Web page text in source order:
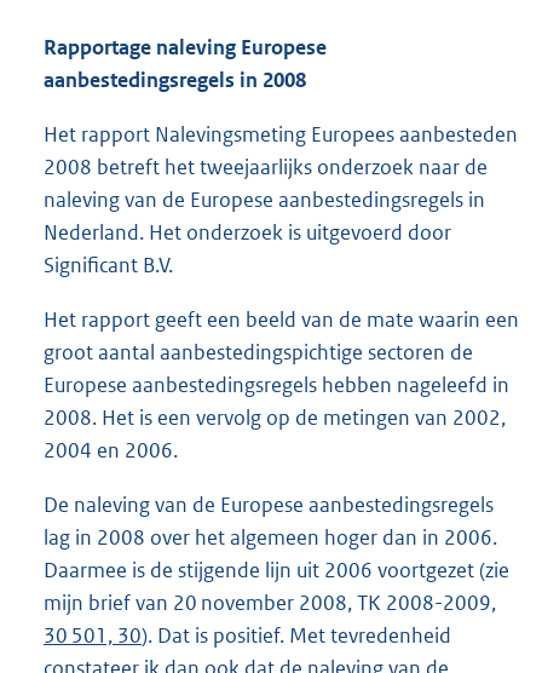
Rapportage naleving Europese
aanbestedingsregels in 2008
Het rapport Nalevingsmeting Europees aanbesteden
2008 betreft het tweejaarlijks onderzoek naar de
naleving van de Europese aanbestedingsregels in
Nederland. Het onderzoek is uitgevoerd door
Significant B.V.
Het rapport geeft een beeld van de mate waarin een
groot aantal aanbestedingspichtige sectoren de
Europese aanbestedingsregels hebben nageleefd in
2008. Het is een vervolg op de metingen van 2002,
2004 en 2006.
De naleving van de Europese aanbestedingsregels
lag in 2008 over het algemeen hoger dan in 2006.
Daarmee is de stijgende lijn uit 2006 voortgezet (zie
mijn brief van 20 november 2008, TK 2008-2009,
30 501, 30). Dat is positief. Met tevredenheid